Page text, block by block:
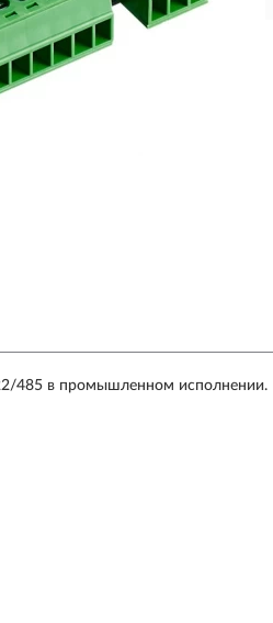
485 в промышленном исполнении.